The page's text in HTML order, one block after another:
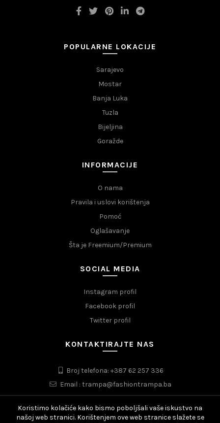
POPULARNE LOKACIJE
Sarajevo
Mostar
Banja Luka
Tuzla
Bijeljina
Goražde
INFORMACIJE
O nama
Pravila i uslovi korištenja
Pomoć
Oglašavanje
Šta je Freemium/Premium
SOCIAL MEDIA
Instagram profil
Facebook profil
Twitter profil
KONTAKTIRAJTE NAS
Broj telefona: +387 62 257 336
Email : trampa@fashiontrampa.ba
Koristimo kolačiće kako bismo poboljšali vaše iskustvo na
našoj web stranici. Korištenjem ove web stranice slažete se